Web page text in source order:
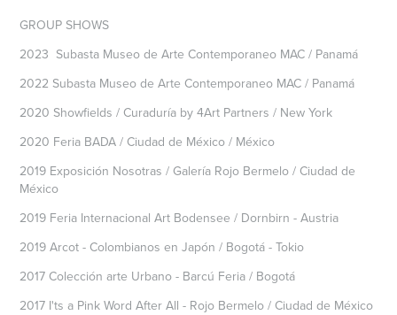
GROUP SHOWS
2023 Subasta Museo de Arte Contemporaneo MAC / Panamá
2022 Subasta Museo de Arte Contemporaneo MAC / Panamá
2020 Showfields / Curaduría by 4Art Partners / New York
2020 Feria BADA / Ciudad de México / México
2019 Exposición Nosotras / Galería Rojo Bermelo / Ciudad de
México
2019 Feria Internacional Art Bodensee / Dornbirn - Austria
2019 Arcot - Colombianos en Japón / Bogotá - Tokio
2017 Colección arte Urbano - Barcú Feria / Bogotá
2017 I'ts a Pink Word After All - Rojo Bermelo / Ciudad de México